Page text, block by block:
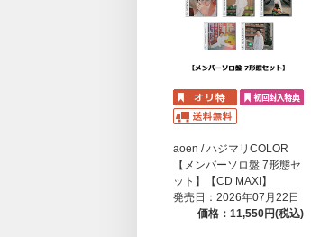
aoen / ハジマリCOLOR
【メンバーソロ盤 7形態セ
ット】【CD MAXI】
発売日：2026年07月22日
価格：11,550円(税込)